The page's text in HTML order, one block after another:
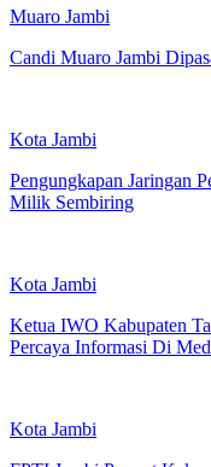
Muaro Jambi
Candi Muaro Jambi
Kota Jambi
Pengungkapan Jaringan
Milik Sembiring
Kota Jambi
Ketua IWO Kabupaten
Percaya Informasi Di
Kota Jambi